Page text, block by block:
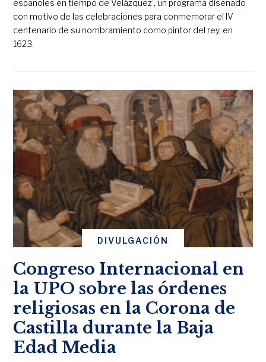
españoles en tiempo de Velázquez’, un programa diseñado
con motivo de las celebraciones para conmemorar el IV
centenario de su nombramiento como pintor del rey, en
1623.
DIVULGACIÓN
Congreso Internacional en
la UPO sobre las órdenes
religiosas en la Corona de
Castilla durante la Baja
Edad Media